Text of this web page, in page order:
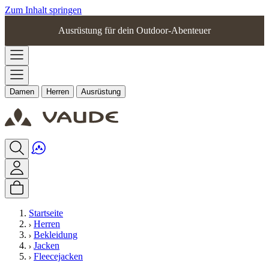
Zum Inhalt springen
Ausrüstung für dein Outdoor-Abenteuer
Damen Herren Ausrüstung
Startseite
Herren
Bekleidung
Jacken
Fleecejacken